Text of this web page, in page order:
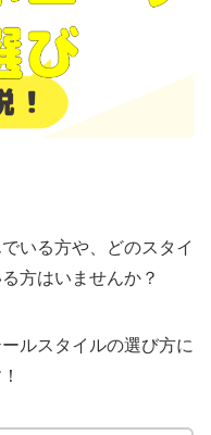
いる方や、どのスタイ
方はいませんか？
ルスタイルの選び方に